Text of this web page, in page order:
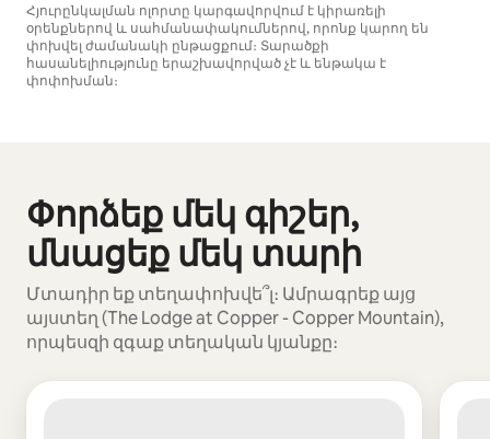
Հյուրընկալման ոլորտը կարգավորվում է կիրառելի
օրենքներով և սահմանափակումներով, որոնք կարող են
փոխվել ժամանակի ընթացքում։ Տարածքի
հասանելիությունը երաշխավորված չէ և ենթակա է
փոփոխման։
Փորձեք մեկ գիշեր,
մնացեք մեկ տարի
Մտադիր եք տեղափոխվե՞լ։ Ամրագրեք այց
այստեղ (The Lodge at Copper - Copper Mountain),
որպեսզի զգաք տեղական կյանքը։
Ցուցադրվում է 0 տարր՝ 0-ից